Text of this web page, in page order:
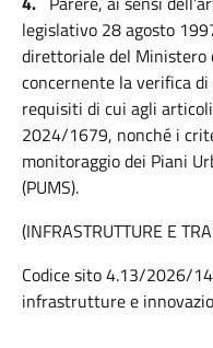
legislativo 28 agosto
direttoriale del
concernente la verifica
requisiti di cui agli
2024/1679, nonché i
monitoraggio dei Piani
(PUMS).
(INFRASTRUTTURE E
Codice sito 4.13/2026/
infrastrutture e